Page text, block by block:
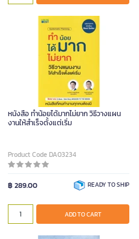
หนังสือ ทำน้อยได้มากไม่ยาก วิธีวางแผน
งานให้สำเร็จตั้งแต่เริ่ม
Product Code DA03234
฿ 289.00 READY TO SHIP
ADD TO CART